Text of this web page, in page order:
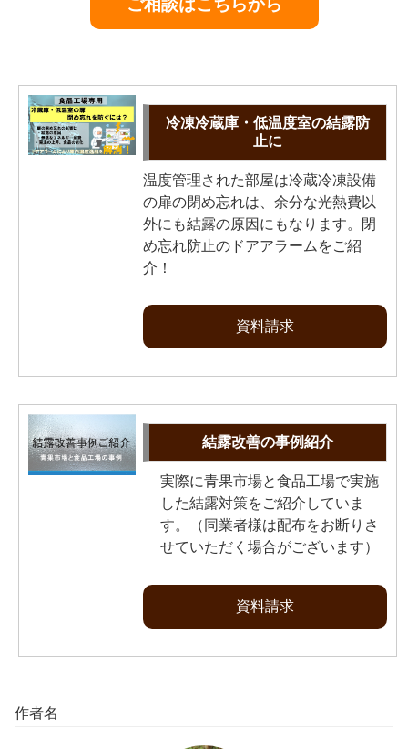
冷凍冷蔵庫・低温度室の結露防
止に
温度管理された部屋は冷蔵冷凍設備
の扉の閉め忘れは、余分な光熱費以
外にも結露の原因にもなります。閉
め忘れ防止のドアアラームをご紹
介！
資料請求
結露改善の事例紹介
実際に青果市場と食品工場で実施
した結露対策をご紹介していま
す。（同業者様は配布をお断りさ
せていただく場合がございます）
資料請求
作者名